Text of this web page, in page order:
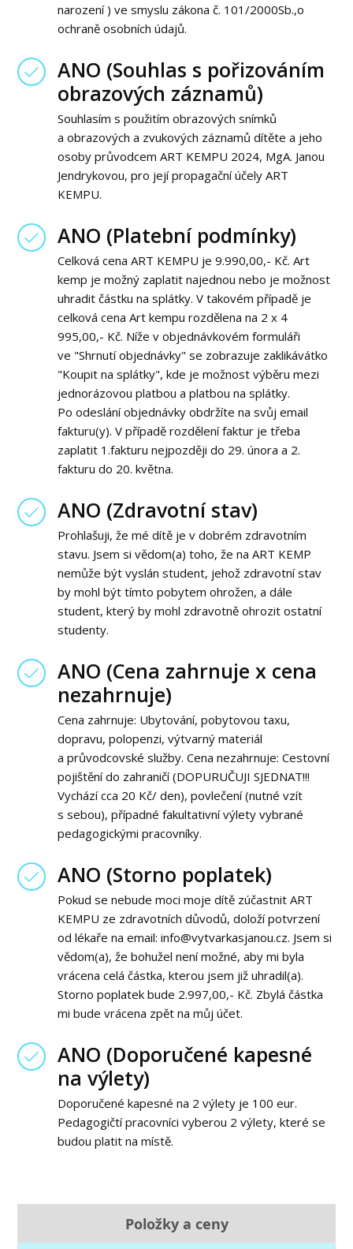
narození ) ve smyslu zákona č. 101/2000Sb.,o
ochraně osobních údajů.
ANO (Souhlas s pořizováním
obrazových záznamů)
Souhlasím s použitím obrazových snímků
a obrazových a zvukových záznamů dítěte a jeho
osoby průvodcem ART KEMPU 2024, MgA. Janou
Jendrykovou, pro její propagační účely ART
KEMPU.
ANO (Platební podmínky)
Celková cena ART KEMPU je 9.990,00,- Kč. Art
kemp je možný zaplatit najednou nebo je možnost
uhradit částku na splátky. V takovém případě je
celková cena Art kempu rozdělena na 2 x 4
995,00,- Kč. Níže v objednávkovém formuláři
ve "Shrnutí objednávky" se zobrazuje zaklikávátko
"Koupit na splátky", kde je možnost výběru mezi
jednorázovou platbou a platbou na splátky.
Po odeslání objednávky obdržíte na svůj email
fakturu(y). V případě rozdělení faktur je třeba
zaplatit 1.fakturu nejpozději do 29. února a 2.
fakturu do 20. května.
ANO (Zdravotní stav)
Prohlašuji, že mé dítě je v dobrém zdravotním
stavu. Jsem si vědom(a) toho, že na ART KEMP
nemůže být vyslán student, jehož zdravotní stav
by mohl být tímto pobytem ohrožen, a dále
student, který by mohl zdravotně ohrozit ostatní
studenty.
ANO (Cena zahrnuje x cena
nezahrnuje)
Cena zahrnuje: Ubytování, pobytovou taxu,
dopravu, polopenzi, výtvarný materiál
a průvodcovské služby. Cena nezahrnuje: Cestovní
pojištění do zahraničí (DOPURUČUJI SJEDNAT!!!
Vychází cca 20 Kč/ den), povlečení (nutné vzít
s sebou), případné fakultativní výlety vybrané
pedagogickými pracovníky.
ANO (Storno poplatek)
Pokud se nebude moci moje dítě zúčastnit ART
KEMPU ze zdravotních důvodů, doloží potvrzení
od lékaře na email: info@vytvarkasjanou.cz. Jsem si
vědom(a), že bohužel není možné, aby mi byla
vrácena celá částka, kterou jsem již uhradil(a).
Storno poplatek bude 2.997,00,- Kč. Zbylá částka
mi bude vrácena zpět na můj účet.
ANO (Doporučené kapesné
na výlety)
Doporučené kapesné na 2 výlety je 100 eur.
Pedagogičtí pracovníci vyberou 2 výlety, které se
budou platit na místě.
Položky a ceny